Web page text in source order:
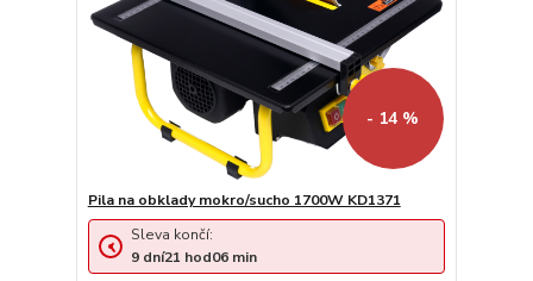
- 14 %
Pila na obklady mokro/sucho 1700W KD1371
Sleva končí:
9 dní21 hod06 min